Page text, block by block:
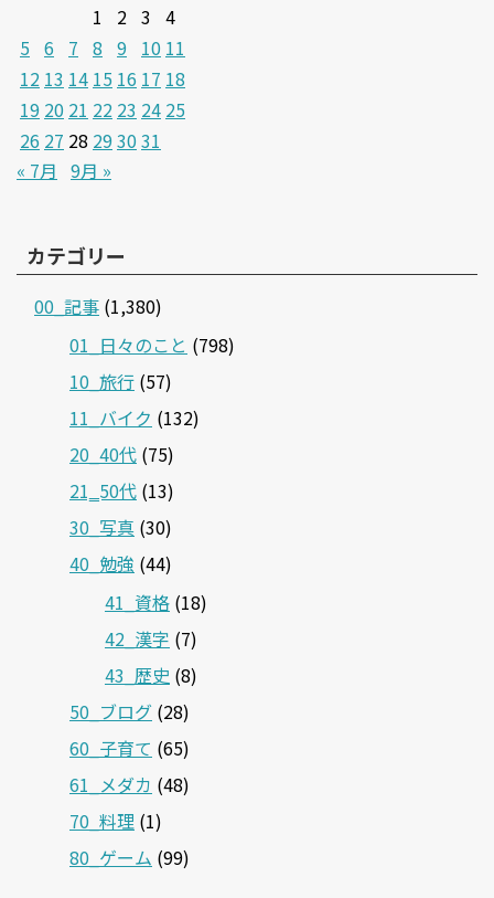
1
2 3 4
5 6 7 8 9 10 11
12 13 14 15 16 17 18
19 20 21 22 23 24 25
26 27 28 293031
« 7月 9月 »
カテゴリー
00_記事 (1,380)
01_日々のこと (798)
10_旅行 (57)
11_バイク (132)
20_40代 (75)
21‗50代 (13)
30_写真 (30)
40_勉強 (44)
41_資格 (18)
42_漢字 (7)
43_歴史 (8)
50_ブログ (28)
60_子育て (65)
61_メダカ (48)
70_料理 (1)
80_ゲーム (99)